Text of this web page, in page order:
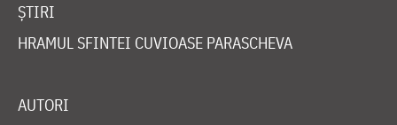
ȘTIRI
HRAMUL SFINTEI CUVIOASE PARASCHEVA
AUTORI